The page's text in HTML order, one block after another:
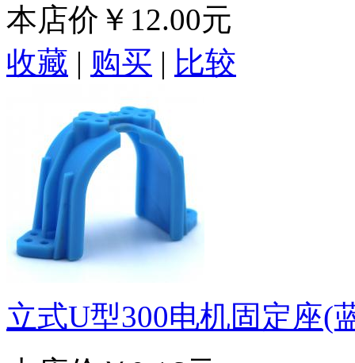
本店价 ￥12.00元
收藏 | 购买 | 比较
立式U型300电机固定座(